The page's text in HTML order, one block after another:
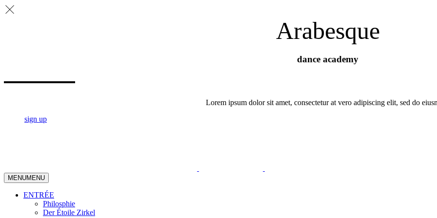
Arabesque
dance academy
Lorem ipsum dolor sit amet, consectetur at vero adipiscing elit, sed do
sign up
MENUMENU
ENTRÉE
Philosphie
Der Étoile Zirkel